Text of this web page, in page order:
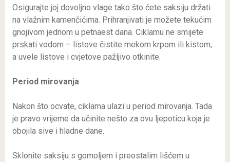
Osigurajte joj dovoljno vlage tako što ćete saksiju držati
na vlažnim kamenčićima. Prihranjivati je možete tekućim
gnojivom jednom u petnaest dana. Ciklamu ne smijete
prskati vodom – listove čistite mekom krpom ili kistom,
a uvele listove i cvjetove pažljivo otkinite.
Period mirovanja
Nakon što ocvate, ciklama ulazi u period mirovanja. Tada
je pravo vrijeme da učinite nešto za ovu ljepoticu koja je
obojila sive i hladne dane.
Sklonite saksiju s gomoljem i preostalim lišćem u